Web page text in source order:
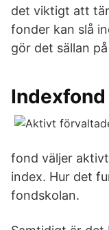
det viktigt att
fonder kan slå
gör det sällan
fond väljer
index. Hur det
fondskolan.